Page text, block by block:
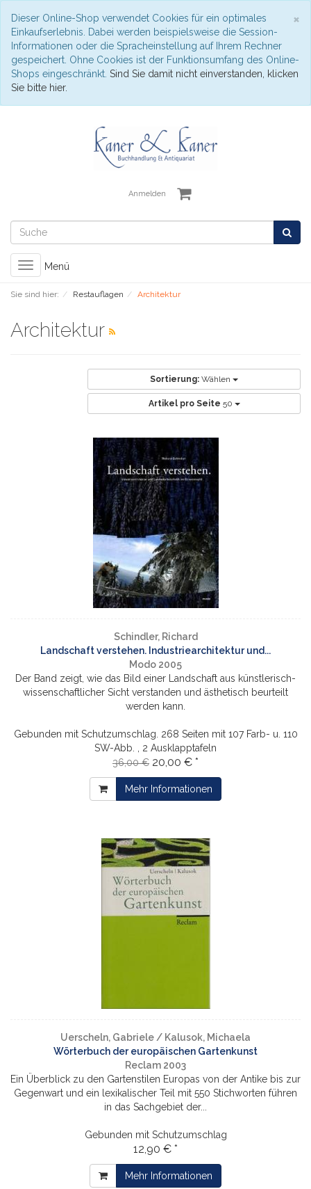
×
Dieser Online-Shop verwendet Cookies für ein optimales
Einkaufserlebnis. Dabei werden beispielsweise die Session-
Informationen oder die Spracheinstellung auf Ihrem Rechner
gespeichert. Ohne Cookies ist der Funktionsumfang des Online-
Shops eingeschränkt. Sind Sie damit nicht einverstanden, klicken
Sie bitte hier.
Anmelden
Toggle
navigation
Menü
Sie sind hier: Restauflagen Architektur
Architektur
Sortierung: Wählen
Artikel pro Seite 50
Schindler, Richard
Landschaft verstehen. Industriearchitektur und...
Modo 2005
Der Band zeigt, wie das Bild einer Landschaft aus künstlerisch-
wissenschaftlicher Sicht verstanden und ästhetisch beurteilt
werden kann.
Gebunden mit Schutzumschlag. 268 Seiten mit 107 Farb- u. 110
SW-Abb. , 2 Ausklapptafeln
36,00 € 20,00 € *
Mehr Informationen
Uerscheln, Gabriele / Kalusok, Michaela
Wörterbuch der europäischen Gartenkunst
Reclam 2003
Ein Überblick zu den Gartenstilen Europas von der Antike bis zur
Gegenwart und ein lexikalischer Teil mit 550 Stichworten führen
in das Sachgebiet der...
Gebunden mit Schutzumschlag
12,90 € *
Mehr Informationen